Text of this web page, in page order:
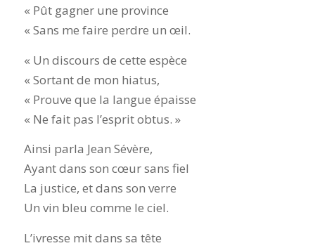
« Pût gagner une province
« Sans me faire perdre un œil.
« Un discours de cette espèce
« Sortant de mon hiatus,
« Prouve que la langue épaisse
« Ne fait pas l’esprit obtus. »
Ainsi parla Jean Sévère,
Ayant dans son cœur sans fiel
La justice, et dans son verre
Un vin bleu comme le ciel.
L’ivresse mit dans sa tête